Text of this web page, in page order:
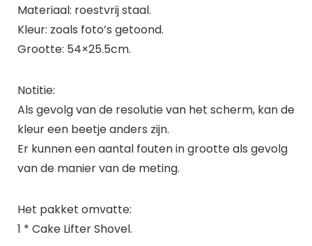
Materiaal: roestvrij staal.
Kleur: zoals foto’s getoond.
Grootte: 54×25.5cm.
Notitie:
Als gevolg van de resolutie van het scherm, kan de
kleur een beetje anders zijn.
Er kunnen een aantal fouten in grootte als gevolg
van de manier van de meting.
Het pakket omvatte:
1 * Cake Lifter Shovel.